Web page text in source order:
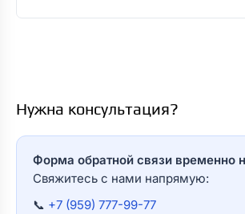
Нужна консультация?
Форма обратной связи временно
Свяжитесь с нами напрямую:
📞 +7 (959) 777-99-77